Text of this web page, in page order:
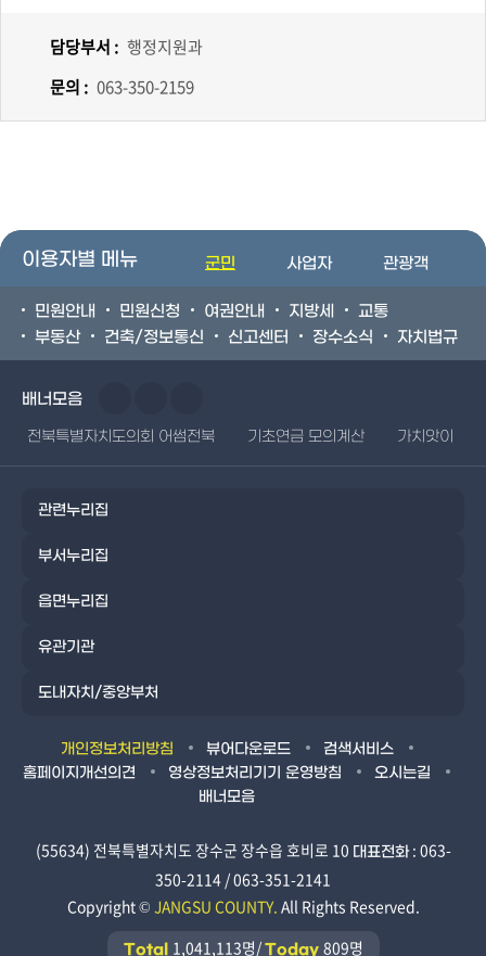
담당부서 : 행정지원과
문의 : 063-350-2159
이용자별 메뉴 군민 사업자 관광객
민원안내 민원신청 여권안내 지방세
교통
부동산
건축/정보통신 신고센터 장수소식 자치법규
배너모음
전북특별자치도의회 어썸전북 기초연금 모의계산 가치앗이
관련누리집
부서누리집
읍면누리집
유관기관
도내자치/중앙부처
개인정보처리방침 뷰어다운로드
검색서비스
홈페이지개선의견
영상정보처리기기 운영방침
오시는길
배너모음
(55634) 전북특별자치도 장수군 장수읍 호비로 10 대표전화: 063-
350-2114 / 063-351-2141
Copyright © JANGSU COUNTY. All Rights Reserved.
Total 1,041,113명/Today 809명